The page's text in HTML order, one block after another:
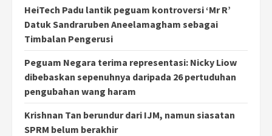
HeiTech Padu lantik peguam kontroversi ‘Mr R’
Datuk Sandraruben Aneelamagham sebagai
Timbalan Pengerusi
Peguam Negara terima representasi: Nicky Liow
dibebaskan sepenuhnya daripada 26 pertuduhan
pengubahan wang haram
Krishnan Tan berundur dari IJM, namun siasatan
SPRM belum berakhir